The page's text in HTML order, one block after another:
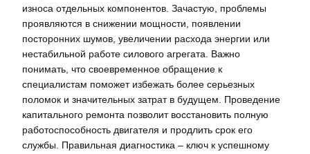
износа отдельных компонентов. Зачастую, проблемы
проявляются в снижении мощности, появлении
посторонних шумов, увеличении расхода энергии или
нестабильной работе силового агрегата. Важно
понимать, что своевременное обращение к
специалистам поможет избежать более серьезных
поломок и значительных затрат в будущем. Проведение
капитального ремонта позволит восстановить полную
работоспособность двигателя и продлить срок его
службы. Правильная диагностика – ключ к успешному